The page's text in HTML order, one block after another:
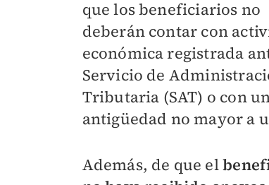
que los beneficiarios no
deberán contar con
económica registrada
Servicio de
Tributaria (SAT) o con
antigüedad no mayor a
Además, de que el